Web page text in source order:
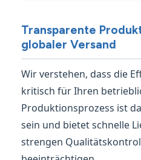
Transparente
globaler Versand
Wir verstehen, dass die
kritisch für Ihren
Produktionsprozess ist
sein und bietet schnelle
strengen